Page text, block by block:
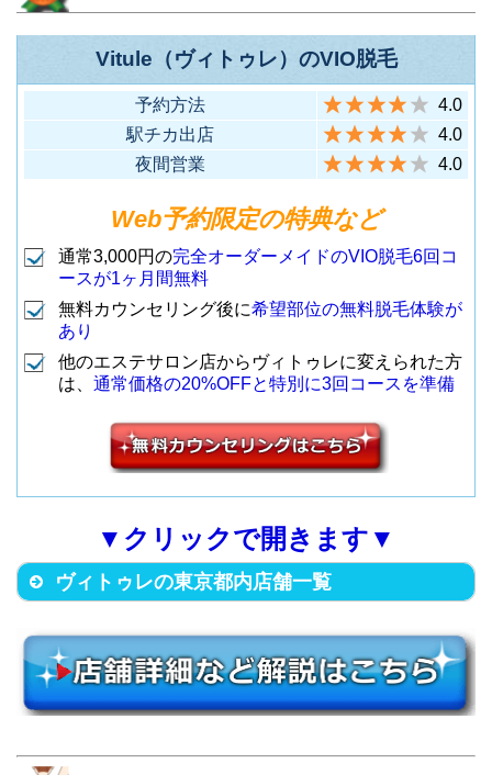
町田東急ツイン
ズ店
分）
7 立川店
立川市柴崎町3-5-9 イトウビル20
（JR各線 立川駅から徒歩3分）
国分寺駅前店
国分寺市本町2-2-10 赤尾ビル3F
（JR各線 国分寺駅から徒歩3
店舗名 住所
1 吉祥寺店
武蔵野市吉祥寺本町1-18-2 M-9
ビル4F
（JR各線 吉祥寺駅北口から徒歩
立川市曙町2-7-19 モノリスビル
3F
3 八王子店
八王子市旭町8-2 宮崎ビル2F
3F
12 自由が丘店
（東急東横線・大井町線 自由が
丘駅正面口から徒歩4分）
大田区西蒲田7-66-10 ランズビル
7F
（JR京浜東北線 蒲田駅西口から
徒歩2分）
14 池袋本店
ラルビル7F
（JR各線 池袋駅東口から徒歩2
分）
北区赤羽2-16-3 セキネビル6F
店舗名 住所
新宿本店 Premi
um
新宿区新宿3-32-5 日原ビル5F
（JR各線 新宿駅中央東口から徒
歩2分）
新宿区北新宿3-1-3 クラウンビル
（JR大久保駅から徒歩4分）
3 新宿店
（JR各線 新宿駅から徒歩4分）
上野不忍通り店
ビル8F
（JR各線 御徒町駅から徒歩3
分）
5 自由が丘店
世田谷区奥沢5-27-11 自由が丘
アオキビル4F
丘駅から徒歩3分）
Vitule（ヴィトゥレ）のVIO脱毛
予約方法
4.0
駅チカ出店
4.0
夜間営業
4.0
Web予約限定の特典など
通常3,000円の完全オーダーメイドのVIO脱毛6回コ
ースが1ヶ月間無料
無料カウンセリング後に希望部位の無料脱毛体験が
あり
他のエステサロン店からヴィトゥレに変えられた方
は、 通常価格の20%OFFと特別に3回コースを準備
▼クリックで開きます▼
ヴィトゥレの東京都内店舗一覧
店舗名 住所
1 自由が丘本店
（東急自由が丘駅 から徒歩5分）